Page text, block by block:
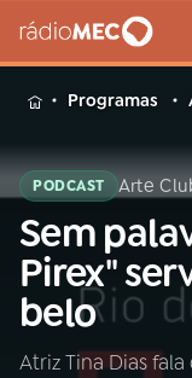
MENU
Buscar
na
Rádio
MEC
Início
Programas
PODCAST Arte
Sem
Pirex"
belo
Atriz Tina Dias